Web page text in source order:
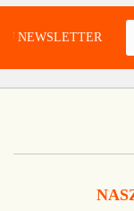
NEWSLETTER